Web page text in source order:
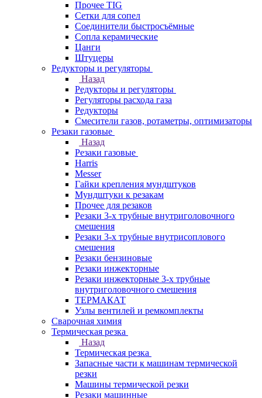
Прочее TIG
Сетки для сопел
Соединители быстросъёмные
Сопла керамические
Цанги
Штуцеры
Редукторы и регуляторы
Назад
Редукторы и регуляторы
Регуляторы расхода газа
Редукторы
Смесители газов, ротаметры, оптимизаторы
Резаки газовые
Назад
Резаки газовые
Harris
Messer
Гайки крепления мундштуков
Мундштуки к резакам
Прочее для резаков
Резаки 3-х трубные внутриголовочного
смешения
Резаки 3-х трубные внутрисоплового
смешения
Резаки бензиновые
Резаки инжекторные
Резаки инжекторные 3-х трубные
внутриголовочного смешения
ТЕРМАКАТ
Узлы вентилей и ремкомплекты
Сварочная химия
Термическая резка
Назад
Термическая резка
Запасные части к машинам термической
резки
Машины термической резки
Резаки машинные